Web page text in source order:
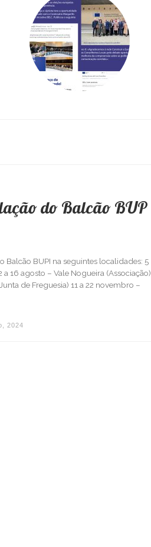
do Balcão BUP
Balcão BUPI na seguintes localidades: 5
a 16 agosto – Vale Nogueira (Associação)
de Freguesia) 11 a 22 novembro –
2024